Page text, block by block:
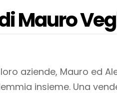
Mauro
aziende, Mauro ed
insieme. Una